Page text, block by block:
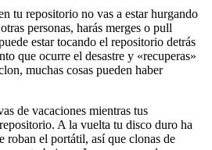
tu repositorio no vas a estar hurgando
personas, harás merges o pull
estar tocando el repositorio detrás
que ocurre el desastre y «recuperas»
muchas cosas pueden haber
de vacaciones mientras tus
A la vuelta tu disco duro ha
roban el portátil, así que clonas de